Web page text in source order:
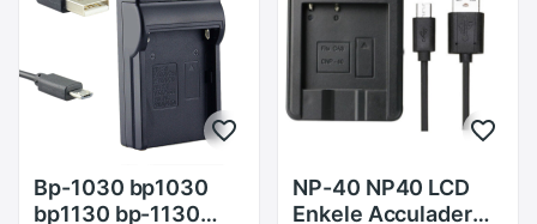
Bp-1030 bp1030
bp1130 bp-1130
NP-40 NP40 LCD
Enkele Acculader